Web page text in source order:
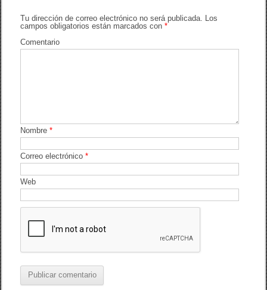
o
o
tir
Tu dirección de correo electrónico no será publicada.
Los
campos obligatorios están marcados con*
Comentario
Nombre*
Correo electrónico*
Web